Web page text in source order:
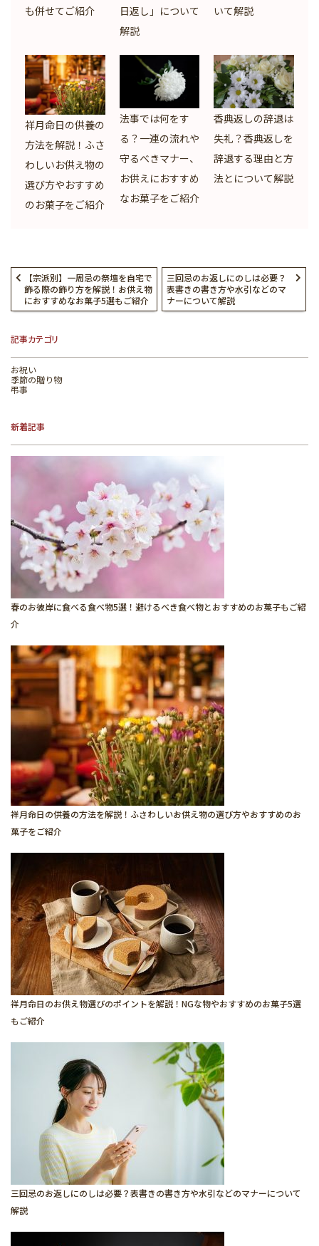
も併せてご紹介
日返し」について
解説
いて解説
祥月命日の供養の
方法を解説！ふさ
わしいお供え物の
選び方やおすすめ
のお菓子をご紹介
法事では何をす
る？一連の流れや
守るべきマナー、
お供えにおすすめ
なお菓子をご紹介
香典返しの辞退は
失礼？香典返しを
辞退する理由と方
法とについて解説
【宗派別】一周忌の祭壇を自宅で
飾る際の飾り方を解説！お供え物
におすすめなお菓子5選もご紹介
三回忌のお返しにのしは必要？
表書きの書き方や水引などのマ
ナーについて解説
記事カテゴリ
お祝い
季節の贈り物
弔事
新着記事
春のお彼岸に食べる食べ物5選！避けるべき食べ物とおすすめのお菓子もご紹
介
祥月命日の供養の方法を解説！ふさわしいお供え物の選び方やおすすめのお
菓子をご紹介
祥月命日のお供え物選びのポイントを解説！NGな物やおすすめのお菓子5選
もご紹介
三回忌のお返しにのしは必要？表書きの書き方や水引などのマナーについて
解説